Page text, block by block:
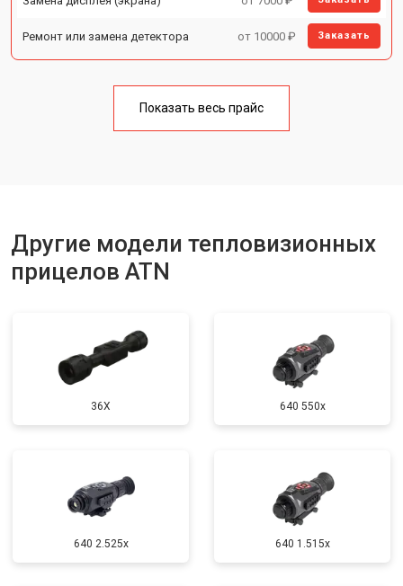
Ремонт или замена детектора от 10000 ₽ Заказать
Показать весь прайс
Другие модели тепловизионных
прицелов ATN
36X 640 550x
640 2.525x 640 1.515x